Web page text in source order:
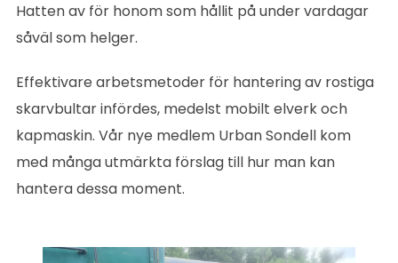
Hatten av för honom som hållit på under vardagar
såväl som helger.
Effektivare arbetsmetoder för hantering av rostiga
skarvbultar infördes, medelst mobilt elverk och
kapmaskin. Vår nye medlem Urban Sondell kom
med många utmärkta förslag till hur man kan
hantera dessa moment.